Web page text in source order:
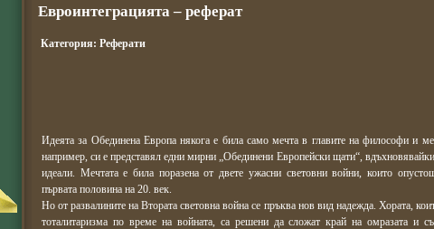
Евроинтеграцията – реферат
Категория: Реферати
Идеята за Обединена Европа някога е била само мечта в главите на философи и
например, си е представял едни мирни „Обединени Европейски щати“,
идеали. Мечтата е била поразена от двете ужасни световни войни, които
първата половина на 20. век.
Но от развалините на Втората световна война се пръква нов вид надежда. Хората,
тоталитаризма по време на войната, са решени да сложат край на омразата и